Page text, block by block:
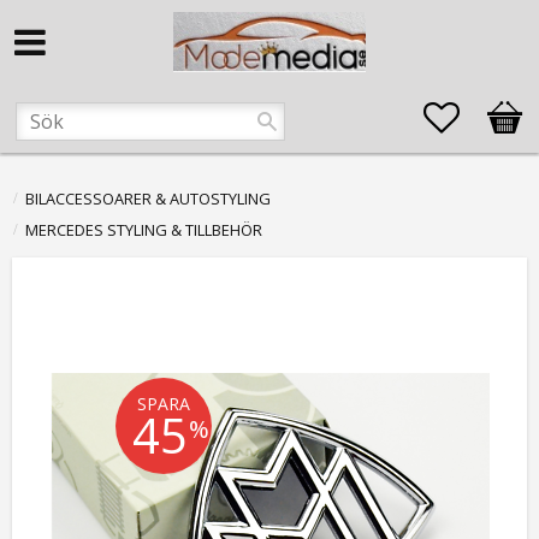
Favoriter
BILACCESSOARER & AUTOSTYLING
MERCEDES STYLING & TILLBEHÖR
SPARA
45%